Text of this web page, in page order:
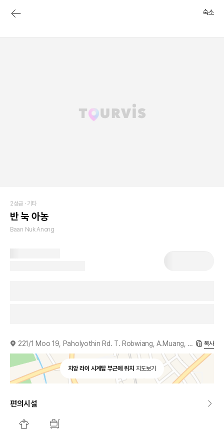
숙소
2성급 · 기타
반 눅 아농
Baan Nuk Anong
221/1 Moo 19, Paholyothin Rd. T. Robwiang, A.Muang, Chiang Rai, 57000, TH 복사
치앙 라이 시계탑 부근에 위치 지도보기
편의시설